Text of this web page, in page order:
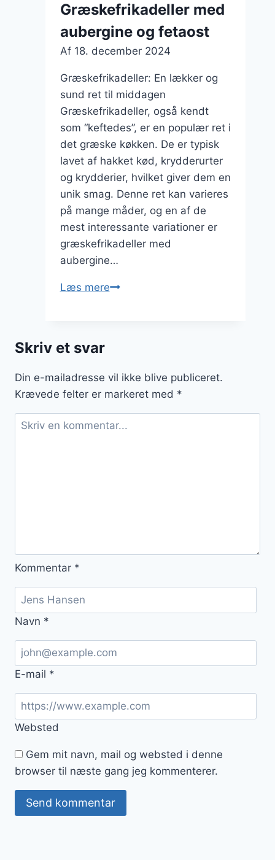
weekenden
Græskefrikadeller med
aubergine og fetaost
Af 18. december 2024
Græskefrikadeller: En lækker og
sund ret til middagen
Græskefrikadeller, også kendt
som “keftedes”, er en populær ret i
det græske køkken. De er typisk
lavet af hakket kød, krydderurter
og krydderier, hvilket giver dem en
unik smag. Denne ret kan varieres
på mange måder, og en af de
mest interessante variationer er
græskefrikadeller med
aubergine…
Læs mereGræskefrikadeller
Skriv et svar
Din e-mailadresse vil ikke blive publiceret.
Krævede felter er markeret med *
Kommentar *
Navn *
E-mail *
Websted
Gem mit navn, mail og websted i denne
browser til næste gang jeg kommenterer.